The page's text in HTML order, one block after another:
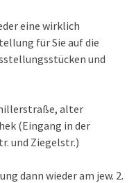
eine wirklich
für Sie auf die
und
alter
(Eingang in der
und Ziegelstr.)
dann wieder am jew. 2.